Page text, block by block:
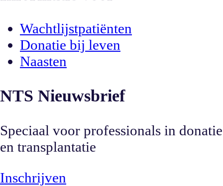
Wachtlijstpatiënten
Donatie bij leven
Naasten
NTS Nieuwsbrief
Speciaal voor professionals in donatie
en transplantatie
Inschrijven